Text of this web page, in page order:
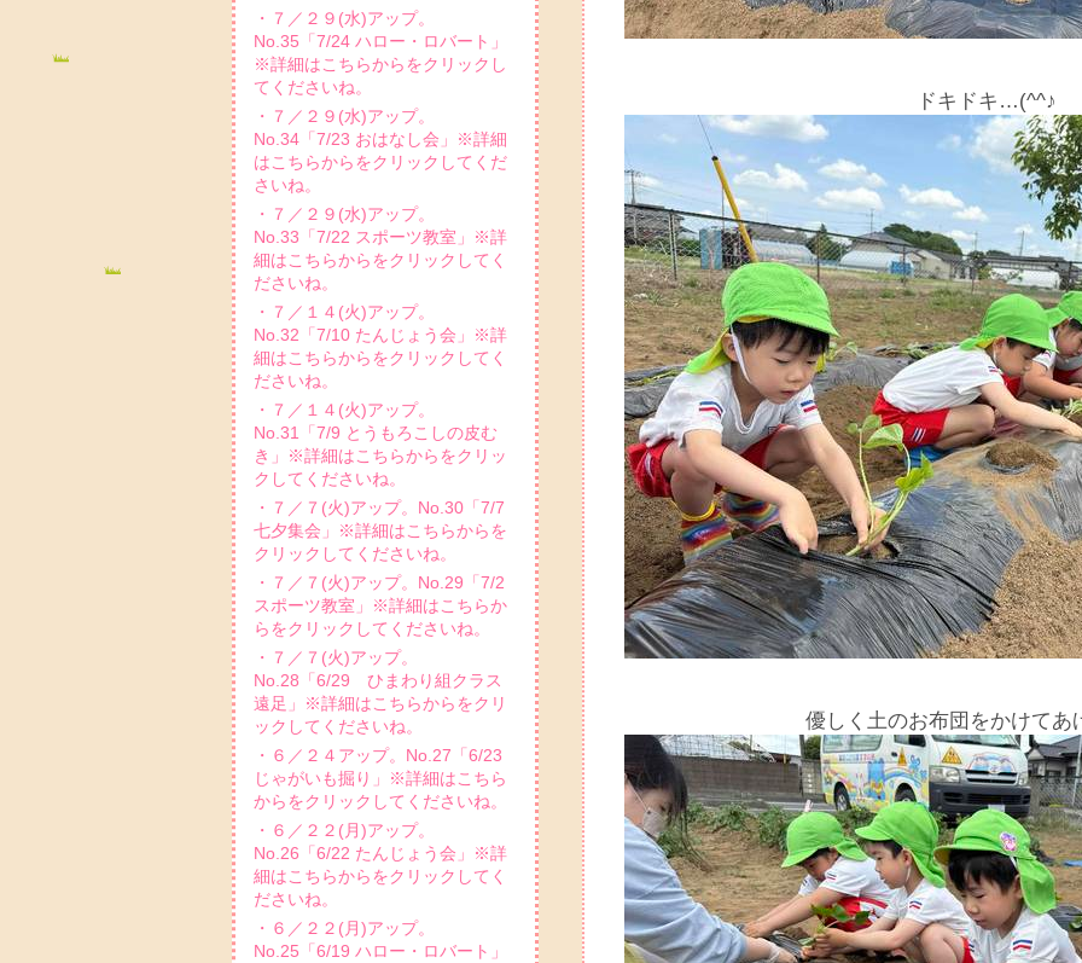
・７／２９(水)アップ。
No.35「7/24 ハロー・ロバート」
※詳細はこちらからをクリックし
てくださいね。
・７／２９(水)アップ。
No.34「7/23 おはなし会」※詳細
はこちらからをクリックしてくだ
さいね。
・７／２９(水)アップ。
No.33「7/22 スポーツ教室」※詳
細はこちらからをクリックしてく
ださいね。
・７／１４(火)アップ。
No.32「7/10 たんじょう会」※詳
細はこちらからをクリックしてく
ださいね。
・７／１４(火)アップ。
No.31「7/9 とうもろこしの皮む
き」※詳細はこちらからをクリッ
クしてくださいね。
・７／７(火)アップ。No.30「7/7
七夕集会」※詳細はこちらからを
クリックしてくださいね。
・７／７(火)アップ。No.29「7/2
スポーツ教室」※詳細はこちらか
らをクリックしてくださいね。
・７／７(火)アップ。
No.28「6/29 ひまわり組クラス
遠足」※詳細はこちらからをクリ
ックしてくださいね。
・６／２４アップ。No.27「6/23
じゃがいも掘り」※詳細はこちら
からをクリックしてくださいね。
・６／２２(月)アップ。
No.26「6/22 たんじょう会」※詳
細はこちらからをクリックしてく
ださいね。
・６／２２(月)アップ。
No.25「6/19 ハロー・ロバート」
ドキドキ…(^^♪
優しく土のお布団をかけてあ